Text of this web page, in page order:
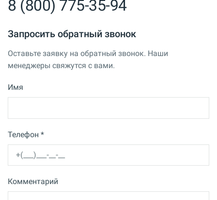
8 (800) 775-35-94
Запросить обратный звонок
Оставьте заявку на обратный звонок. Наши
менеджеры свяжутся с вами.
Имя
Телефон *
Комментарий